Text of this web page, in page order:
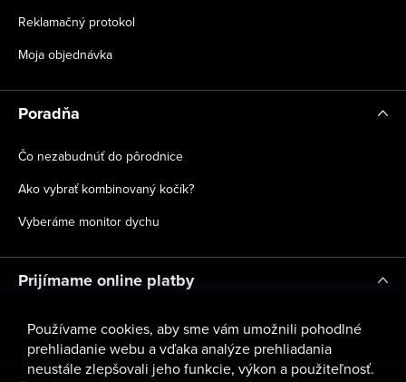
Používame cookies, aby sme vám umožnili pohodlné
prehliadanie webu a vďaka analýze prehliadania
neustále zlepšovali jeho funkcie, výkon a použiteľnosť.
Reklamačný protokol
Moja objednávka
Poradňa
Čo nezabudnúť do pôrodnice
Ako vybrať kombinovaný kočík?
Vyberáme monitor dychu
Prijímame online platby